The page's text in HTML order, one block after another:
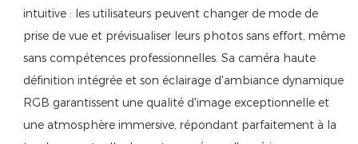
intuitive : les utilisateurs peuvent changer de mode de
prise de vue et prévisualiser leurs photos sans effort, même
sans compétences professionnelles. Sa caméra haute
définition intégrée et son éclairage d'ambiance dynamique
RGB garantissent une qualité d'image exceptionnelle et
une atmosphère immersive, répondant parfaitement à la